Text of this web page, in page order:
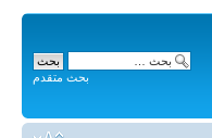
بحث متقدم